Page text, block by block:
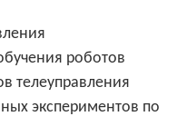
роботов
телеуправления
экспериментов по